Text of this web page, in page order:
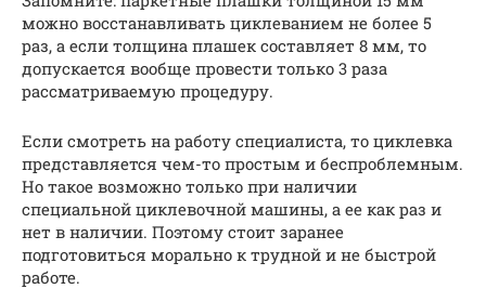
можно восстанавливать циклеванием не более 5
раз, а если толщина плашек составляет 8 мм, то
допускается вообще провести только 3 раза
рассматриваемую процедуру.
Если смотреть на работу специалиста, то циклевка
представляется чем-то простым и беспроблемным.
Но такое возможно только при наличии
специальной циклевочной машины, а ее как раз и
нет в наличии. Поэтому стоит заранее
подготовиться морально к трудной и не быстрой
работе.